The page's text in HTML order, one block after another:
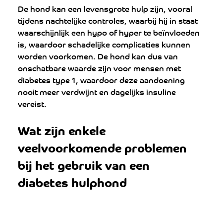
De hond kan een levensgrote hulp zijn, vooral
tijdens nachtelijke controles, waarbij hij in staat
waarschijnlijk een hypo of hyper te beïnvloeden
is, waardoor schadelijke complicaties kunnen
worden voorkomen. De hond kan dus van
onschatbare waarde zijn voor mensen met
diabetes type 1, waardoor deze aandoening
nooit meer verdwijnt en dagelijks insuline
vereist.
Wat zijn enkele
veelvoorkomende problemen
bij het gebruik van een
diabetes hulphond